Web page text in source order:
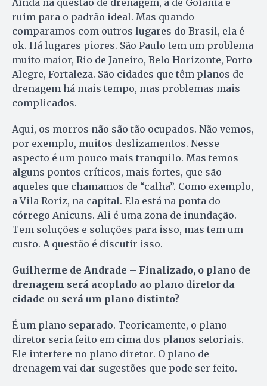
ruim para o padrão ideal. Mas quando
comparamos com outros lugares do Brasil, ela é
ok. Há lugares piores. São Paulo tem um problema
muito maior, Rio de Janeiro, Belo Horizonte, Porto
Alegre, Fortaleza. São cidades que têm planos de
drenagem há mais tempo, mas problemas mais
complicados.
Aqui, os morros não são tão ocupados. Não vemos,
por exemplo, muitos deslizamentos. Nesse
aspecto é um pouco mais tranquilo. Mas temos
alguns pontos críticos, mais fortes, que são
aqueles que chamamos de “calha”. Como exemplo,
a Vila Roriz, na capital. Ela está na ponta do
córrego Anicuns. Ali é uma zona de inundação.
Tem soluções e soluções para isso, mas tem um
custo. A questão é discutir isso.
Guilherme de Andrade – Finalizado, o plano de
drenagem será acoplado ao plano diretor da
cidade ou será um plano distinto?
É um plano separado. Teoricamente, o plano
diretor seria feito em cima dos planos setoriais.
Ele interfere no plano diretor. O plano de
drenagem vai dar sugestões que pode ser feito.